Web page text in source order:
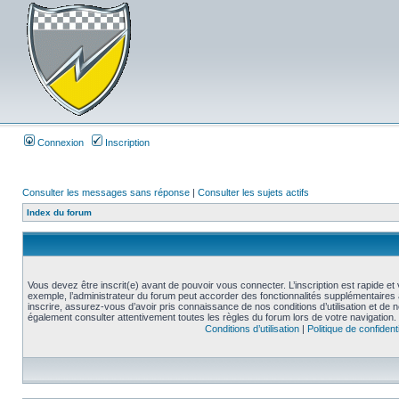
Connexion Inscription
Consulter les messages sans réponse | Consulter les sujets actifs
Index du forum
Vous devez être inscrit(e) avant de pouvoir vous connecter. L’inscription est rapide
exemple, l’administrateur du forum peut accorder des fonctionnalités
inscrire, assurez-vous d’avoir pris connaissance de nos conditions d’utilisation et de
également consulter attentivement toutes les règles du forum lors de votre navigation.
Conditions d’utilisation| Politique de